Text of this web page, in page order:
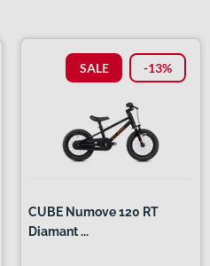
SALE -13%
CUBE Numove 120 RT
Diamant ...